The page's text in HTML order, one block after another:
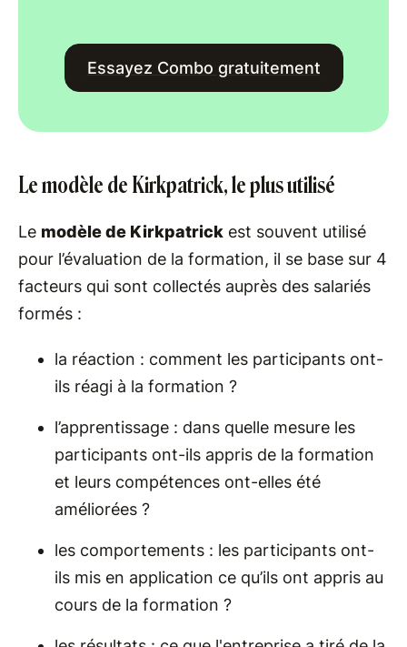
Essayez Combo gratuitement
Le modèle de Kirkpatrick, le plus utilisé
Le modèle de Kirkpatrick est souvent utilisé
pour l’évaluation de la formation, il se base sur 4
facteurs qui sont collectés auprès des salariés
formés :
la réaction : comment les participants ont-
ils réagi à la formation ?
l’apprentissage : dans quelle mesure les
participants ont-ils appris de la formation
et leurs compétences ont-elles été
améliorées ?
les comportements : les participants ont-
ils mis en application ce qu’ils ont appris au
cours de la formation ?